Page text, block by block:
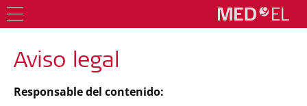
Aviso legal
Responsable del contenido: